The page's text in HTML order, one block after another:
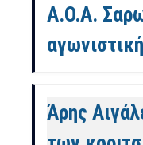
Α.Ο.Α.
Άρης